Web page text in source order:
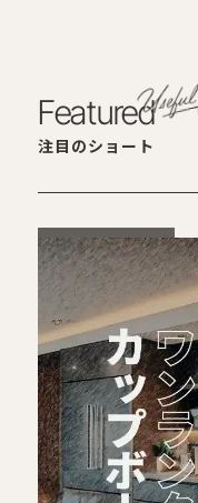
Featured
注目のショート